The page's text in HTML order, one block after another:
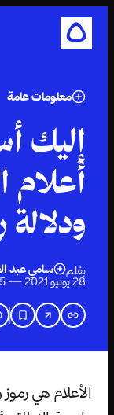
معلومات عامة
إليك
أعلام
ودلالة
بقلم سامي عبد
28 يونيو 2021 — 10:45 ص
الأعلام هي